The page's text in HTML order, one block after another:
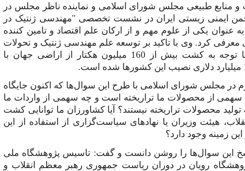
منابع طبیعی مجلس شورای اسلامی و نماینده ناظر مجلس در
ایمنی زیستی ایران در نشست تخصصی "مهندسی ژنتیک در
یکی از علوم مهم و از ارکان علم اقتصاد و تامین کننده
معرفی کرد. وی با تاکید بر توسعه علم مهندسی ژنتیک و تحولات
عظیم صورت گرفته در این زمینه افزود با توجه به کشت بیش از 160 میلیون هکتار از اراضی جهان با
در مجلس شورای اسلامی با طرح این سوال‌ها که اکنون جایگاه
سهمی از محصولات ما تراریخته است و چه سهمی از واردات ما
تولید محصولات تراریخته نیستند؟ آیا کشاورزان ما توانایی کشت
هیئت وزیران یا نهادهای سیاست‌گزاری از استفاده از این
این زمینه وجود دارد؟
این سوال‌ها را روشن دانست و گفت: تاسیس پژوهشگاه ملی
رویان در دوران ریاست جمهوری رهبر معظم انقلاب و